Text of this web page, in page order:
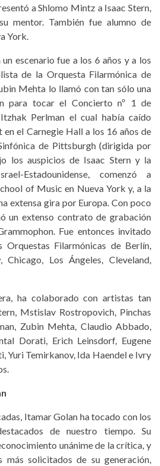
a Shlomo Mintz a Isaac Stern,
mentor. También fue alumno de
York.
escenario fue a los 6 años y a los
de la Orquesta Filarmónica de
Mehta lo llamó con tan sólo una
para tocar el Concierto nº 1 de
Perlman el cual había caído
el Carnegie Hall a los 16 años de
de Pittsburgh (dirigida por
los auspicios de Isaac Stern y la
Estadounidense, comenzó a
of Music en Nueva York y, a la
extensa gira por Europa. Con poco
un extenso contrato de grabación
Fue entonces invitado
Orquestas Filarmónicas de Berlín,
Chicago, Los Ángeles, Cleveland,
ha colaborado con artistas tan
Mstislav Rostropovich, Pinchas
Zubin Mehta, Claudio Abbado,
Dorati, Erich Leinsdorf, Eugene
Yuri Temirkanov, Ida Haendel e Ivry
Itamar Golan ha tocado con los
de nuestro tiempo. Su
unánime de la crítica, y
más solicitados de su generación,